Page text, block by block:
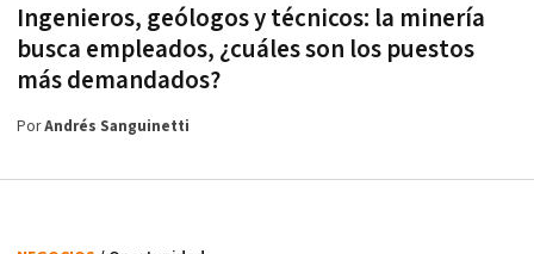
Ingenieros, geólogos y técnicos: la minería
busca empleados, ¿cuáles son los puestos
más demandados?
PorAndrés Sanguinetti